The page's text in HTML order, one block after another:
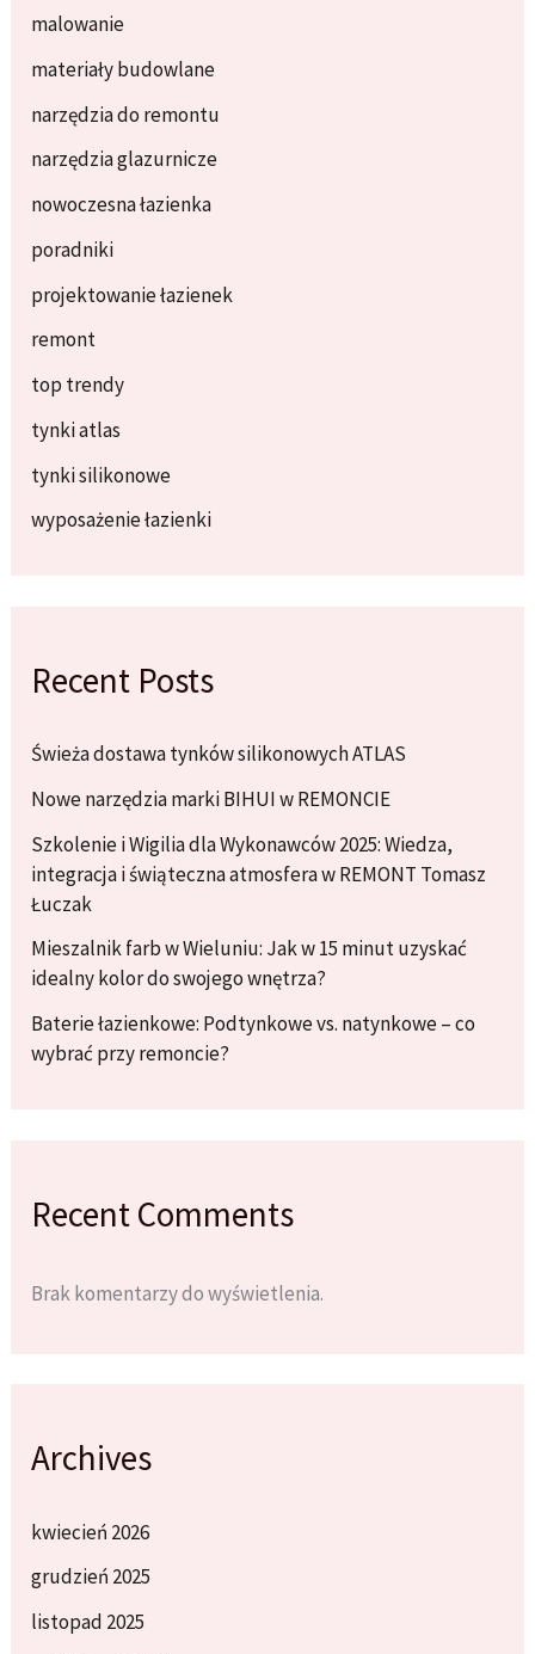
malowanie
materiały budowlane
narzędzia do remontu
narzędzia glazurnicze
nowoczesna łazienka
poradniki
projektowanie łazienek
remont
top trendy
tynki atlas
tynki silikonowe
wyposażenie łazienki
Recent Posts
Świeża dostawa tynków silikonowych ATLAS
Nowe narzędzia marki BIHUI w REMONCIE
Szkolenie i Wigilia dla Wykonawców 2025: Wiedza,
integracja i świąteczna atmosfera w REMONT Tomasz
Łuczak
Mieszalnik farb w Wieluniu: Jak w 15 minut uzyskać
idealny kolor do swojego wnętrza?
Baterie łazienkowe: Podtynkowe vs. natynkowe – co
wybrać przy remoncie?
Recent Comments
Brak komentarzy do wyświetlenia.
Archives
kwiecień 2026
grudzień 2025
listopad 2025